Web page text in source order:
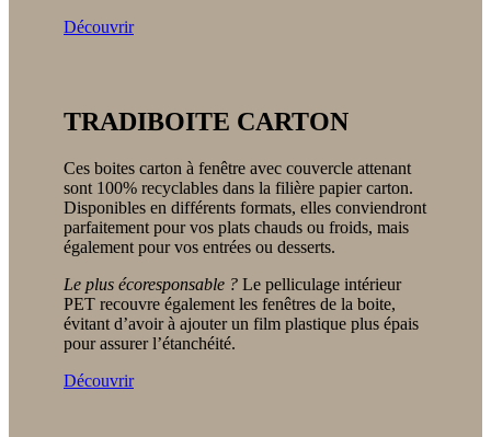
Découvrir
TRADIBOITE CARTON
Ces boites carton à fenêtre avec couvercle attenant
sont 100% recyclables dans la filière papier carton.
Disponibles en différents formats, elles conviendront
parfaitement pour vos plats chauds ou froids, mais
également pour vos entrées ou desserts.
Le plus écoresponsable ? Le pelliculage intérieur
PET recouvre également les fenêtres de la boite,
évitant d’avoir à ajouter un film plastique plus épais
pour assurer l’étanchéité.
Découvrir